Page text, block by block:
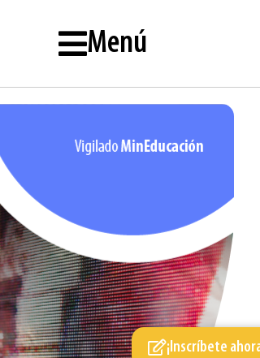
Menú
¡Inscríbete